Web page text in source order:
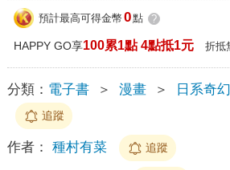
預計最高可得金幣 0點 ?
HAPPY GO享100累1點 4點抵1元 折抵
分類： 電子書 ＞ 漫畫 ＞ 日系奇
追蹤
作者： 種村有菜 追蹤